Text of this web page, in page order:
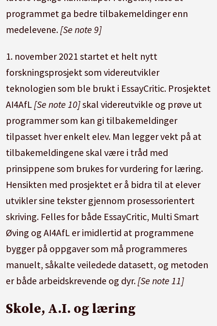
programmet ga bedre tilbakemeldinger enn
medelevene. [Se note 9]
1. november 2021 startet et helt nytt
forskningsprosjekt som videreutvikler
teknologien som ble brukt i EssayCritic. Prosjektet
AI4AfL [Se note 10]skal videreutvikle og prøve ut
programmer som kan gi tilbakemeldinger
tilpasset hver enkelt elev. Man legger vekt på at
tilbakemeldingene skal være i tråd med
prinsippene som brukes for vurdering for læring.
Hensikten med prosjektet er å bidra til at elever
utvikler sine tekster gjennom prosessorientert
skriving. Felles for både EssayCritic, Multi Smart
Øving og AI4AfL er imidlertid at programmene
bygger på oppgaver som må programmeres
manuelt, såkalte veiledede datasett, og metoden
er både arbeidskrevende og dyr. [Se note 11]
Skole, A.I. og læring